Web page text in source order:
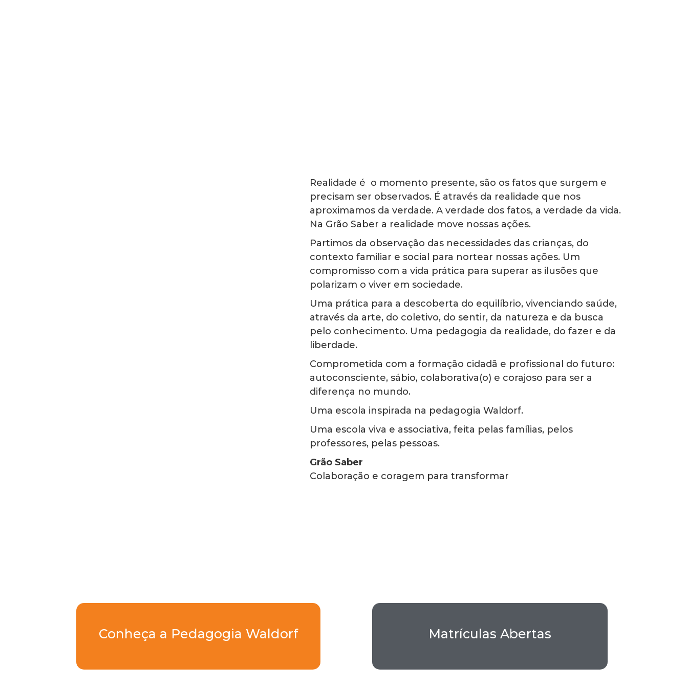
Realidade é o momento presente, são os fatos que surgem e
precisam ser observados. É através da realidade que nos
aproximamos da verdade. A verdade dos fatos, a verdade da vida.
Na Grão Saber a realidade move nossas ações.
Partimos da observação das necessidades das crianças, do
contexto familiar e social para nortear nossas ações. Um
compromisso com a vida prática para superar as ilusões que
polarizam o viver em sociedade.
Uma prática para a descoberta do equilíbrio, vivenciando saúde,
através da arte, do coletivo, do sentir, da natureza e da busca
pelo conhecimento. Uma pedagogia da realidade, do fazer e da
liberdade.
Comprometida com a formação cidadã e profissional do futuro:
autoconsciente, sábio, colaborativa(o) e corajoso para ser a
diferença no mundo.
Uma escola inspirada na pedagogia Waldorf.
Uma escola viva e associativa, feita pelas famílias, pelos
professores, pelas pessoas.
Grão Saber
Colaboração e coragem para transformar
Conheça a Pedagogia Waldorf Matrículas Abertas